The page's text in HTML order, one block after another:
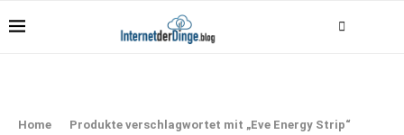
Home Produkte verschlagwortet mit „Eve Energy Strip“